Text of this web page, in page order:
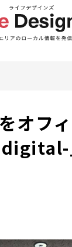
オフ